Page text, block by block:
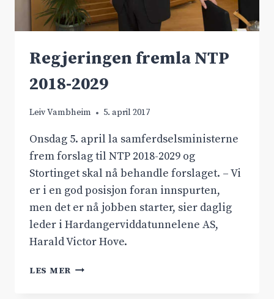
Regjeringen fremla NTP
2018-2029
Leiv Vambheim 5. april 2017
Onsdag 5. april la samferdselsministerne
frem forslag til NTP 2018-2029 og
Stortinget skal nå behandle forslaget. – Vi
er i en god posisjon foran innspurten,
men det er nå jobben starter, sier daglig
leder i Hardangerviddatunnelene AS,
Harald Victor Hove.
LES MER REGJERINGEN